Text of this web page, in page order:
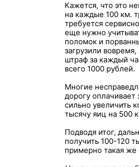
Кажется, что это
на каждые 100 км.
требуется
еще нужно
поломок и
загрузили
штраф за каждый
всего 1000 рублей.
Многие
дорогу
сильно увеличить
тысячу яиц на 500
Подводя итог,
получить 100-120
примерно такая же